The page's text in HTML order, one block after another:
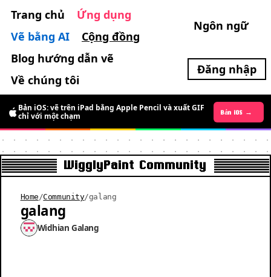
Trang chủ
Ứng dụng
Vẽ bằng AI
Cộng đồng
Blog hướng dẫn vẽ
Về chúng tôi
Ngôn ngữ
Đăng nhập
Bản Android →
Bản iOS: vẽ trên iPad bằng Apple Pencil và xuất GIF
chỉ với một chạm
Bản iOS →
WigglyPaint Community
Home /Community/galang
galang
Widhian Galang